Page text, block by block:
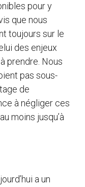
pour y
que nous
toujours sur le
des enjeux
prendre. Nous
pas sous-
de
à négliger ces
moins jusqu’à
a un